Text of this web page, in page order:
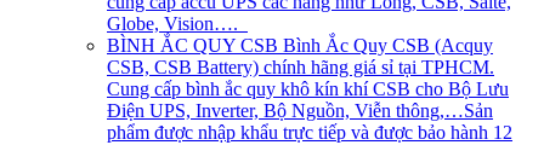
Globe, Vision….
BÌNH ẮC QUY CSB Bình Ắc Quy CSB (Acquy
CSB, CSB Battery) chính hãng giá sỉ tại TPHCM.
Cung cấp bình ắc quy khô kín khí CSB cho Bộ Lưu
Điện UPS, Inverter, Bộ Nguồn, Viễn thông,…Sản
phẩm được nhập khẩu trực tiếp và được bảo hành 12